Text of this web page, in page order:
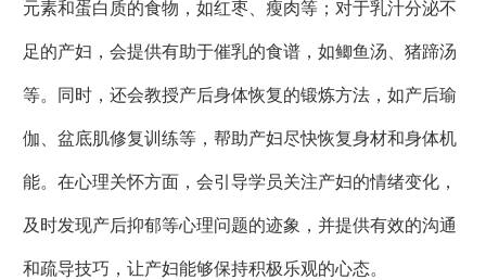
元素和蛋白质的食物，如红枣、瘦肉等；对于乳汁分泌不
足的产妇，会提供有助于催乳的食谱，如鲫鱼汤、猪蹄汤
等。同时，还会教授产后身体恢复的锻炼方法，如产后瑜
伽、盆底肌修复训练等，帮助产妇尽快恢复身材和身体机
能。在心理关怀方面，会引导学员关注产妇的情绪变化，
及时发现产后抑郁等心理问题的迹象，并提供有效的沟通
和疏导技巧，让产妇能够保持积极乐观的心态。